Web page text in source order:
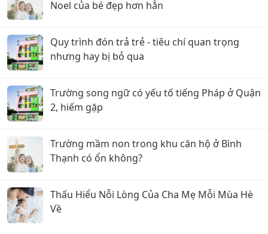
Noel của bé đẹp hơn hẳn
Quy trình đón trả trẻ - tiêu chí quan trọng
nhưng hay bị bỏ qua
Trường song ngữ có yếu tố tiếng Pháp ở Quận
2, hiếm gặp
Trường mầm non trong khu căn hộ ở Bình
Thạnh có ổn không?
Thấu Hiểu Nỗi Lòng Của Cha Mẹ Mỗi Mùa Hè
Về